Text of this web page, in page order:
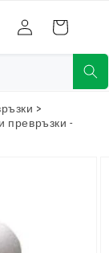
Влизам Количка
>
превръзки -